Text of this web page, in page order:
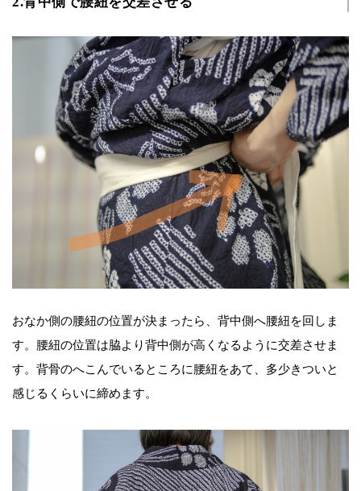
おなか側の腰紐の位置が決まったら、背中側へ腰紐を回しま
す。腰紐の位置は脇より背中側が高くなるように交差させま
す。背骨のへこんでいるところに腰紐をあて、多少きついと
感じるくらいに締めます。